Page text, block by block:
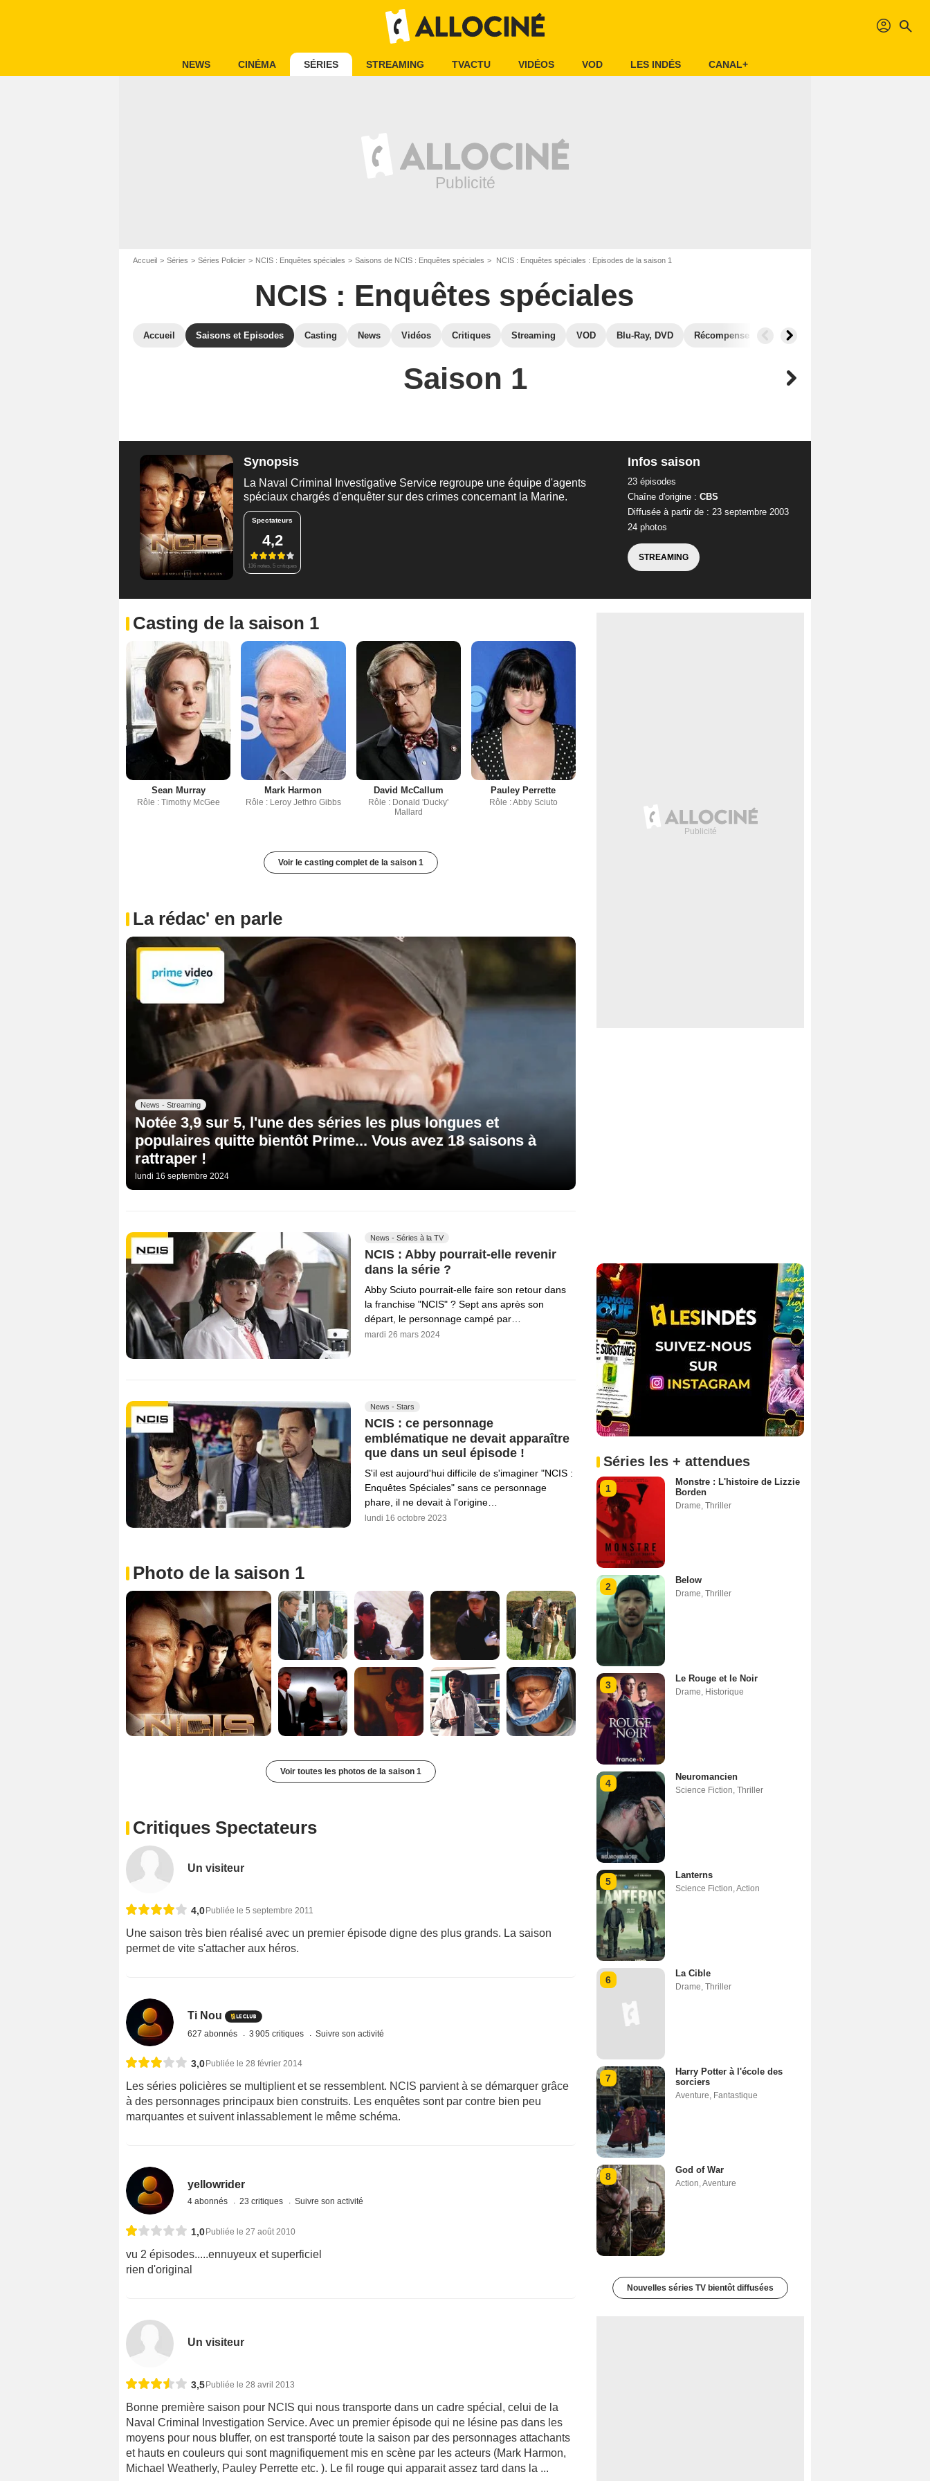
profil search
NEWS CINÉMA SÉRIES STREAMING TVACTU VIDÉOS VOD LES INDÉS CANAL+
Accueil Séries Séries Policier NCIS : Enquêtes spéciales Saisons de NCIS : Enquêtes spéciales NCIS : Enquêtes spéciales : Episodes de la saison 1
NCIS : Enquêtes spéciales
Accueil Saisons et Episodes Casting News Vidéos Critiques Streaming VOD Blu-Ray, DVD Récompenses Photos
Saison 1
Synopsis
La Naval Criminal Investigative Service regroupe une équipe d'agents
spéciaux chargés d'enquêter sur des crimes concernant la Marine.
Spectateurs
4,2
136 notes, 5 critiques
Infos saison
23 épisodes
Chaîne d'origine : CBS
Diffusée à partir de : 23 septembre 2003
24 photos
STREAMING
Casting de la saison 1
Sean Murray
Rôle : Timothy McGee
Mark Harmon
Rôle : Leroy Jethro Gibbs
David McCallum
Rôle : Donald 'Ducky'
Mallard
Pauley Perrette
Rôle : Abby Sciuto
Voir le casting complet de la saison 1
La rédac' en parle
News - Streaming
Notée 3,9 sur 5, l'une des séries les plus longues et
populaires quitte bientôt Prime... Vous avez 18 saisons à
rattraper !
lundi 16 septembre 2024
News - Séries à la TV
NCIS : Abby pourrait-elle revenir
dans la série ?
Abby Sciuto pourrait-elle faire son retour dans
la franchise "NCIS" ? Sept ans après son
départ, le personnage campé par…
mardi 26 mars 2024
News - Stars
NCIS : ce personnage
emblématique ne devait apparaître
que dans un seul épisode !
S'il est aujourd'hui difficile de s'imaginer "NCIS :
Enquêtes Spéciales" sans ce personnage
phare, il ne devait à l'origine…
lundi 16 octobre 2023
Photo de la saison 1
Voir toutes les photos de la saison 1
Critiques Spectateurs
Un visiteur
4,0Publiée le 5 septembre 2011
Une saison très bien réalisé avec un premier épisode digne des plus grands. La saison
permet de vite s'attacher aux héros.
Ti Nou
627 abonnés 3 905 critiques Suivre son activité
3,0Publiée le 28 février 2014
Les séries policières se multiplient et se ressemblent. NCIS parvient à se démarquer grâce
à des personnages principaux bien construits. Les enquêtes sont par contre bien peu
marquantes et suivent inlassablement le même schéma.
yellowrider
4 abonnés 23 critiques Suivre son activité
1,0Publiée le 27 août 2010
vu 2 épisodes.....ennuyeux et superficiel
rien d'original
Un visiteur
3,5Publiée le 28 avril 2013
Bonne première saison pour NCIS qui nous transporte dans un cadre spécial, celui de la
Naval Criminal Investigation Service. Avec un premier épisode qui ne lésine pas dans les
moyens pour nous bluffer, on est transporté toute la saison par des personnages attachants
et hauts en couleurs qui sont magnifiquement mis en scène par les acteurs (Mark Harmon,
Michael Weatherly, Pauley Perrette etc. ). Le fil rouge qui apparait assez tard dans la ...
Séries les + attendues
1
Monstre : L'histoire de Lizzie
Borden
Drame Thriller
2
Below
Drame Thriller
3
Le Rouge et le Noir
Drame Historique
4
Neuromancien
Science Fiction Thriller
5
Lanterns
Science Fiction Action
6
La Cible
Drame Thriller
7
Harry Potter à l'école des
sorciers
Aventure Fantastique
8
God of War
Action Aventure
Nouvelles séries TV bientôt diffusées